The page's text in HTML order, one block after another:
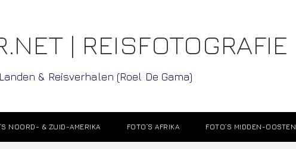
| REISFOTOGRAFIE
& Reisverhalen (Roel De Gama)
NOORD- & ZUID-AMERIKA FOTO’S AFRIKA FOTO’S MIDDEN-OOSTEN